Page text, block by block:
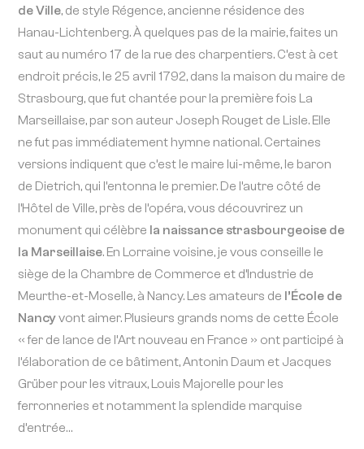
de Ville, de style Régence, ancienne résidence des
Hanau-Lichtenberg. À quelques pas de la mairie, faites un
saut au numéro 17 de la rue des charpentiers. C’est à cet
endroit précis, le 25 avril 1792, dans la maison du maire de
Strasbourg, que fut chantée pour la première fois La
Marseillaise, par son auteur Joseph Rouget de Lisle. Elle
ne fut pas immédiatement hymne national. Certaines
versions indiquent que c’est le maire lui-même, le baron
de Dietrich, qui l’entonna le premier. De l’autre côté de
l’Hôtel de Ville, près de l’opéra, vous découvrirez un
monument qui célèbre la naissance strasbourgeoise de
la Marseillaise. En Lorraine voisine, je vous conseille le
siège de la Chambre de Commerce et d’Industrie de
Meurthe-et-Moselle, à Nancy. Les amateurs de l’École de
Nancyvont aimer. Plusieurs grands noms de cette École
« fer de lance de l’Art nouveau en France » ont participé à
l’élaboration de ce bâtiment, Antonin Daum et Jacques
Grüber pour les vitraux, Louis Majorelle pour les
ferronneries et notamment la splendide marquise
d’entrée…